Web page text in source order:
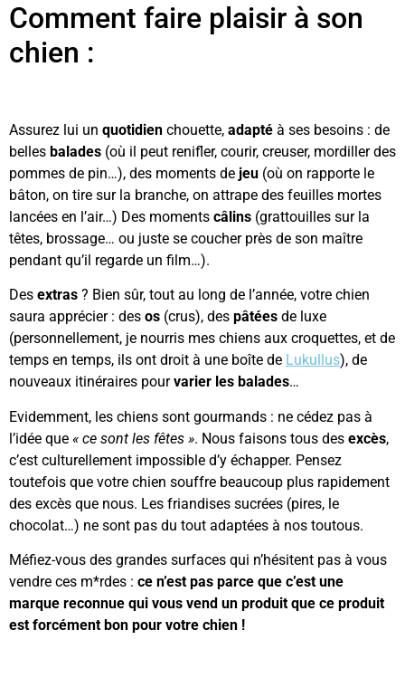
Comment faire plaisir à son
chien :
Assurez lui un quotidien chouette, adapté à ses besoins : de
belles balades (où il peut renifler, courir, creuser, mordiller des
pommes de pin…), des moments de jeu (où on rapporte le
bâton, on tire sur la branche, on attrape des feuilles mortes
lancées en l’air…) Des moments câlins (grattouilles sur la
têtes, brossage… ou juste se coucher près de son maître
pendant qu’il regarde un film…).
Des extras ? Bien sûr, tout au long de l’année, votre chien
saura apprécier : des os (crus), des pâtées de luxe
(personnellement, je nourris mes chiens aux croquettes, et de
temps en temps, ils ont droit à une boîte de Lukullus), de
nouveaux itinéraires pourvarier les balades…
Evidemment, les chiens sont gourmands : ne cédez pas à
l’idée que « ce sont les fêtes ». Nous faisons tous des excès,
c’est culturellement impossible d’y échapper. Pensez
toutefois que votre chien souffre beaucoup plus rapidement
des excès que nous. Les friandises sucrées (pires, le
chocolat…) ne sont pas du tout adaptées à nos toutous.
Méfiez-vous des grandes surfaces qui n’hésitent pas à vous
vendre ces m*rdes : ce n’est pas parce que c’est une
marque reconnue qui vous vend un produit que ce produit
est forcément bon pour votre chien !